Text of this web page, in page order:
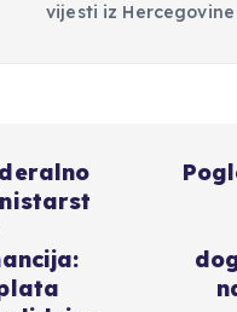
vijesti iz Hercegovine